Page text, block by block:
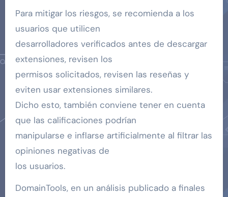
Para mitigar los riesgos, se recomienda a los
usuarios que utilicen
desarrolladores verificados antes de descargar
extensiones, revisen los
permisos solicitados, revisen las reseñas y
eviten usar extensiones similares.
Dicho esto, también conviene tener en cuenta
que las calificaciones podrían
manipularse e inflarse artificialmente al filtrar las
opiniones negativas de
los usuarios.
DomainTools, en un análisis publicado a finales